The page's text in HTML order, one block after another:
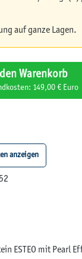
auf ganze Lagen.
Warenkorb
Versandkosten: 149,00 € Euro
anzeigen
ESTEO mit Pearl